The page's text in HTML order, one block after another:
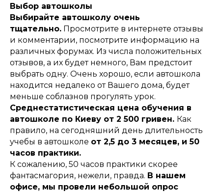
Выбор автошколы
Выбирайте автошколу очень
тщательно. Просмотрите в интернете отзывы
и комментарии, посмотрите информацию на
различных форумах. Из числа положительных
отзывов, а их будет немного, Вам предстоит
выбрать одну. Очень хорошо, если автошкола
находится недалеко от Вашего дома, будет
меньше соблазнов прогулять урок.
Среднестатистическая цена обучения в
автошколе по Киеву от 2 500 гривен. Как
правило, на сегодняшний день длительность
учебы в автошколе от 2,5 до 3 месяцев, и 50
часов практики.
К сожалению, 50 часов практики скорее
фантасмагория, нежели, правда. В нашем
офисе, мы провели небольшой опрос